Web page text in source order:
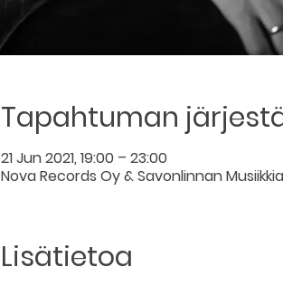
Tapahtuman
21 Jun 2021, 19:00 – 23:00
Nova Records Oy & Savonlinnan
Lisätietoa